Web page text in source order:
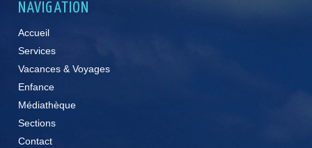
NAVIGATION
Accueil
Services
Vacances & Voyages
Enfance
Médiathèque
Sections
Contact